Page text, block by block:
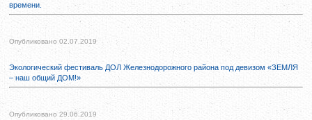
времени.
Опубликовано 02.07.2019
Экологический фестиваль ДОЛ Железнодорожного района под девизом «ЗЕМЛЯ
– наш общий ДОМ!»
Опубликовано 29.06.2019